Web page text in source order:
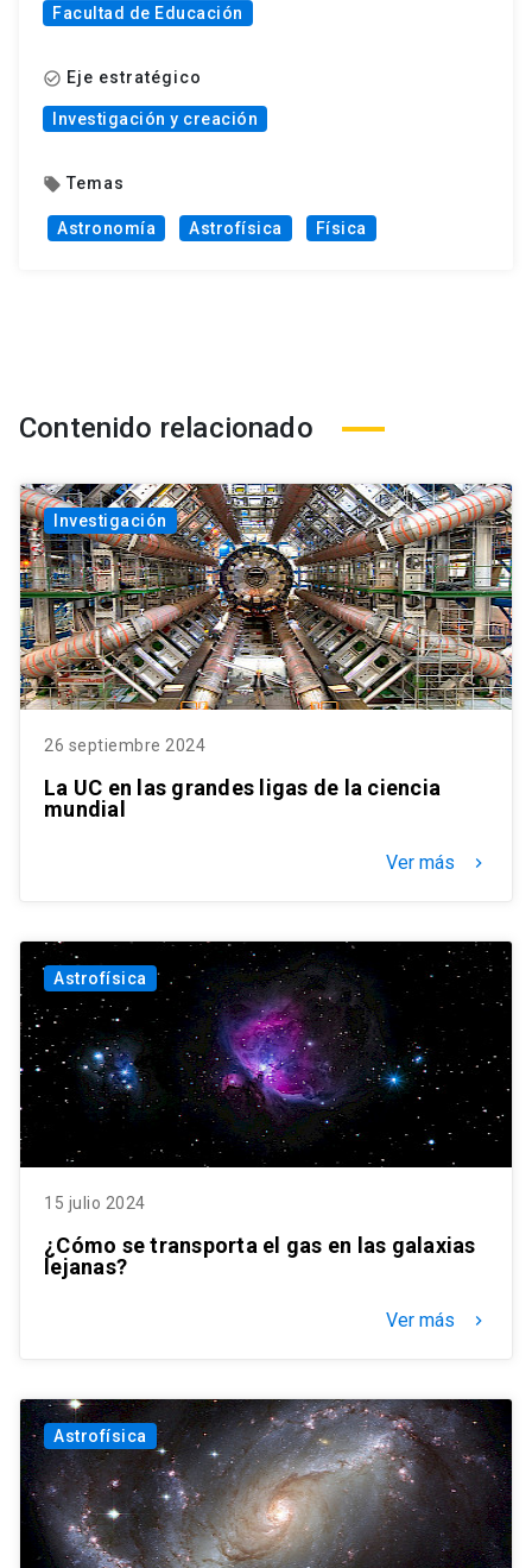
Facultad de Educación
check_circle_outline Eje estratégico
Investigación y creación
local_offer Temas
Astronomía Astrofísica Física
Contenido relacionado
Investigación
26 septiembre 2024
La UC en las grandes ligas de la ciencia
mundial
Ver más keyboard_arrow_right
Astrofísica
15 julio 2024
¿Cómo se transporta el gas en las galaxias
lejanas?
Ver más keyboard_arrow_right
Astrofísica